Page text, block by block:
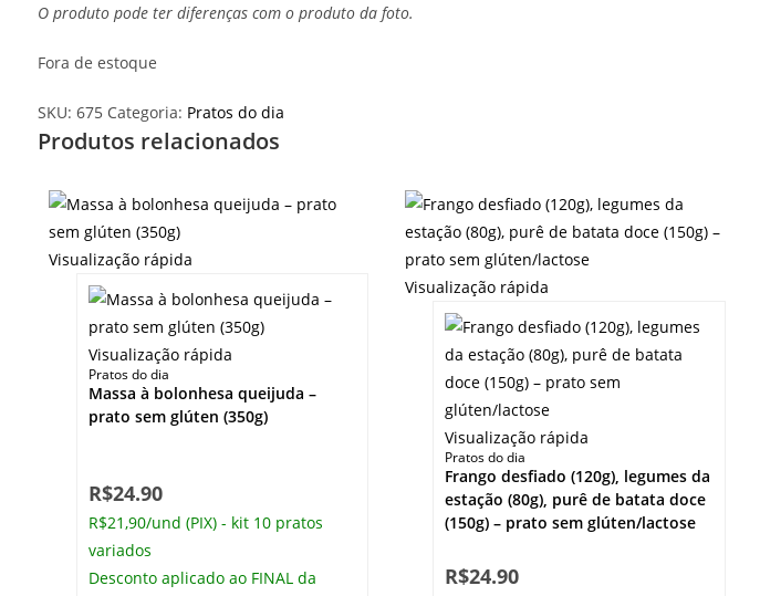
O produto pode ter diferenças com o produto da foto.
Fora de estoque
SKU: 675 Categoria: Pratos do dia
Produtos relacionados
Visualização rápida
Visualização rápida
Pratos do dia
Massa à bolonhesa queijuda –
prato sem glúten (350g)
R$24.90
R$21,90/und (PIX) - kit 10 pratos
variados
Desconto aplicado ao FINAL da
Visualização rápida
Visualização rápida
Pratos do dia
Frango desfiado (120g), legumes da
estação (80g), purê de batata doce
(150g) – prato sem glúten/lactose
R$24.90